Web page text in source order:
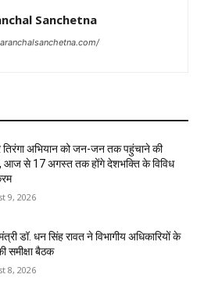
Sanchetna
तिरंगा अभियान को जन-जन तक पहुंचाने की
आज से 17 अगस्त तक होंगे देशभक्ति के विविध
9, 2026
मंत्री डॉ. धन सिंह रावत ने विभागीय अधिकारियों के
समीक्षा बैठक
8, 2026